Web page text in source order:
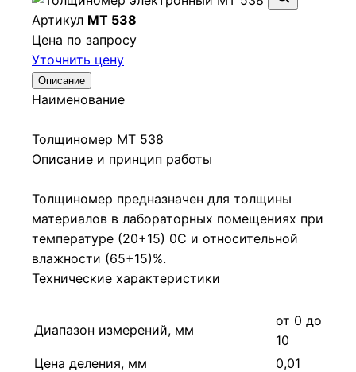
Артикул МТ 538
Цена по запросу
Уточнить цену
Описание
Наименование
Толщиномер МТ 538
Описание и принцип работы
Толщиномер предназначен для толщины
материалов в лабораторных помещениях при
температуре (20+15) 0С и относительной
влажности (65+15)%.
Технические характеристики
Диапазон измерений, мм
от 0 до
10
Цена деления, мм
0,01